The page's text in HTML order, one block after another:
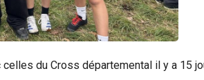
celles du Cross départemental il y a